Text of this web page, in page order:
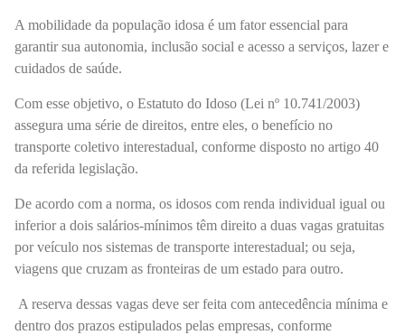
A mobilidade da população idosa é um fator essencial para
garantir sua autonomia, inclusão social e acesso a serviços, lazer e
cuidados de saúde.
Com esse objetivo, o Estatuto do Idoso (Lei nº 10.741/2003)
assegura uma série de direitos, entre eles, o benefício no
transporte coletivo interestadual, conforme disposto no artigo 40
da referida legislação.
De acordo com a norma, os idosos com renda individual igual ou
inferior a dois salários-mínimos têm direito a duas vagas gratuitas
por veículo nos sistemas de transporte interestadual; ou seja,
viagens que cruzam as fronteiras de um estado para outro.
A reserva dessas vagas deve ser feita com antecedência mínima e
dentro dos prazos estipulados pelas empresas, conforme